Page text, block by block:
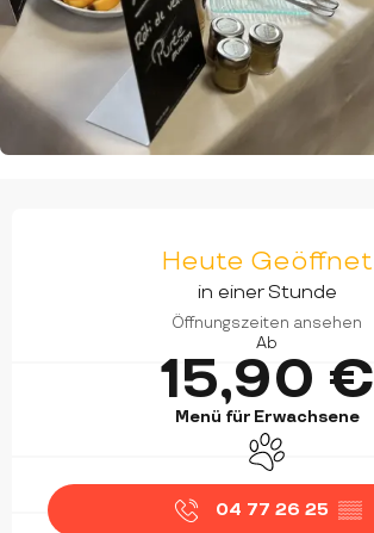
Heute Geöffnet
in einer Stunde
Öffnungszeiten ansehen
Ab
15,90 €
Menü für Erwachsene
Tiere erlaubt
04 77 26 25 ▒▒